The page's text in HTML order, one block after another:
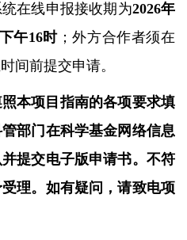
在线申报接收期为2026年
午16时；外方合作者须在
间前提交申请。
本项目指南的各项要求填
部门在科学基金网络信息
提交电子版申请书。不符
理。如有疑问，请致电项